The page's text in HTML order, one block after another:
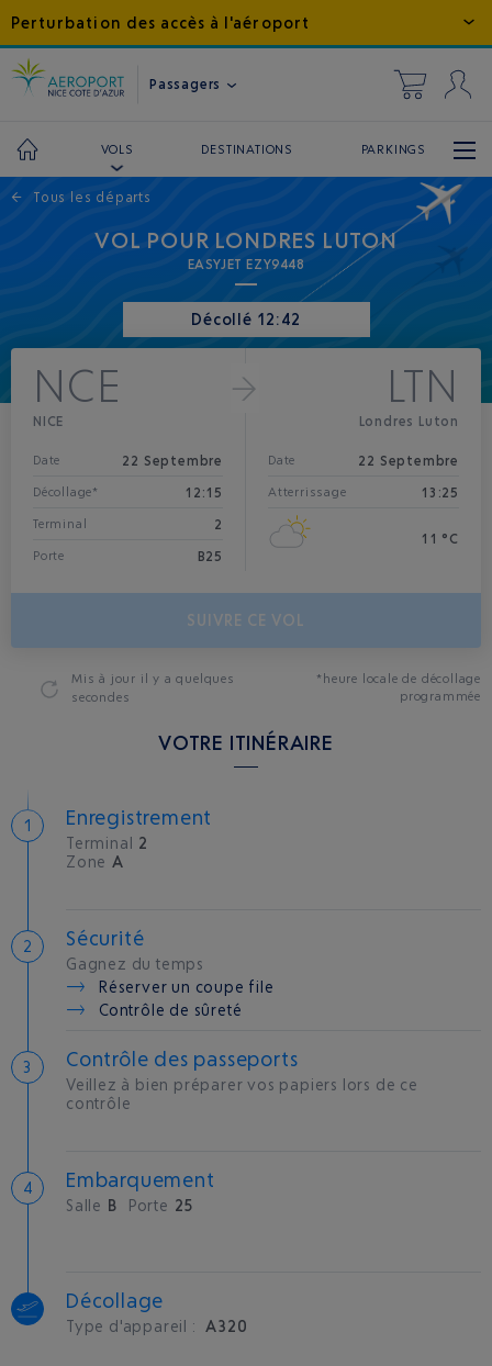
Perturbation des accès à l'aéroport
Passagers
VOLS DESTINATIONS PARKINGS
← Tous les départs
VOL POUR LONDRES LUTON
EASYJET EZY9448
Décollé 12:42
NCE
NICE
Date 22 Septembre
Décollage* 12:15
Terminal 2
Porte B25
LTN
Londres Luton
Date 22 Septembre
Atterrissage 13:25
11 °C
SUIVRE CE VOL
Mis à jour il y a quelques
secondes
*heure locale de décollage
programmée
VOTRE ITINÉRAIRE
Enregistrement
Terminal 2
Zone A
Sécurité
Gagnez du temps
Réserver un coupe file
Contrôle de sûreté
Contrôle des passeports
Veillez à bien préparer vos papiers lors de ce
contrôle
Embarquement
Salle B Porte 25
Décollage
Type d'appareil : A320